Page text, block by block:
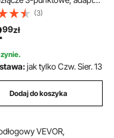
ciągnika, kompatybilny z
kategorii 1, pasuje do
ciągników
kolor czarny
(3)
99zł
jak tylko Czw. Sier. 13
Dodaj do koszyka
VEVOR,